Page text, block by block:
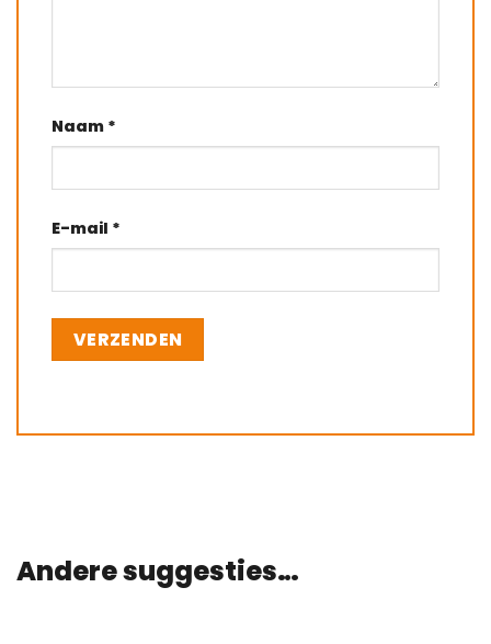
Naam *
E-mail *
Andere suggesties…